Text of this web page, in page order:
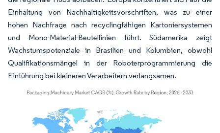
Einhaltung von Nachhaltigkeitsvorschriften, was zu einer
hohen Nachfrage nach recyclingfähigen Kartoniersystemen
und Mono-Material-Beutellinien führt. Südamerika zeigt
Wachstumspotenziale in Brasilien und Kolumbien, obwohl
Qualifikationsmängel in der Roboterprogrammierung die
Einführung bei kleineren Verarbeitern verlangsamen.